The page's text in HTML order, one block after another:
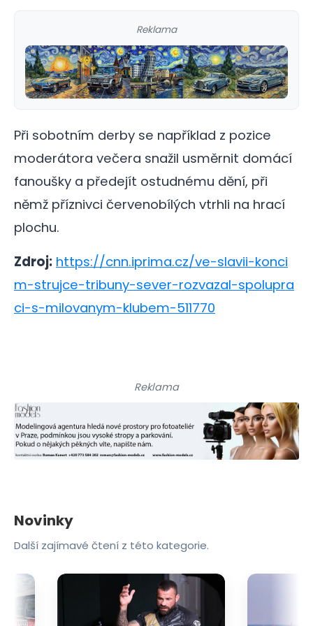
Reklama
Při sobotním derby se například z pozice
moderátora večera snažil usměrnit domácí
fanoušky a předejít ostudnému dění, při
němž příznivci červenobílých vtrhli na hrací
plochu.
Zdroj: https://cnn.iprima.cz/ve-slavii-konci
m-strujce-tribuny-sever-rozvazal-spolupra
ci-s-milovanym-klubem-511770
Reklama
Novinky
Další zajímavé čtení z této kategorie.